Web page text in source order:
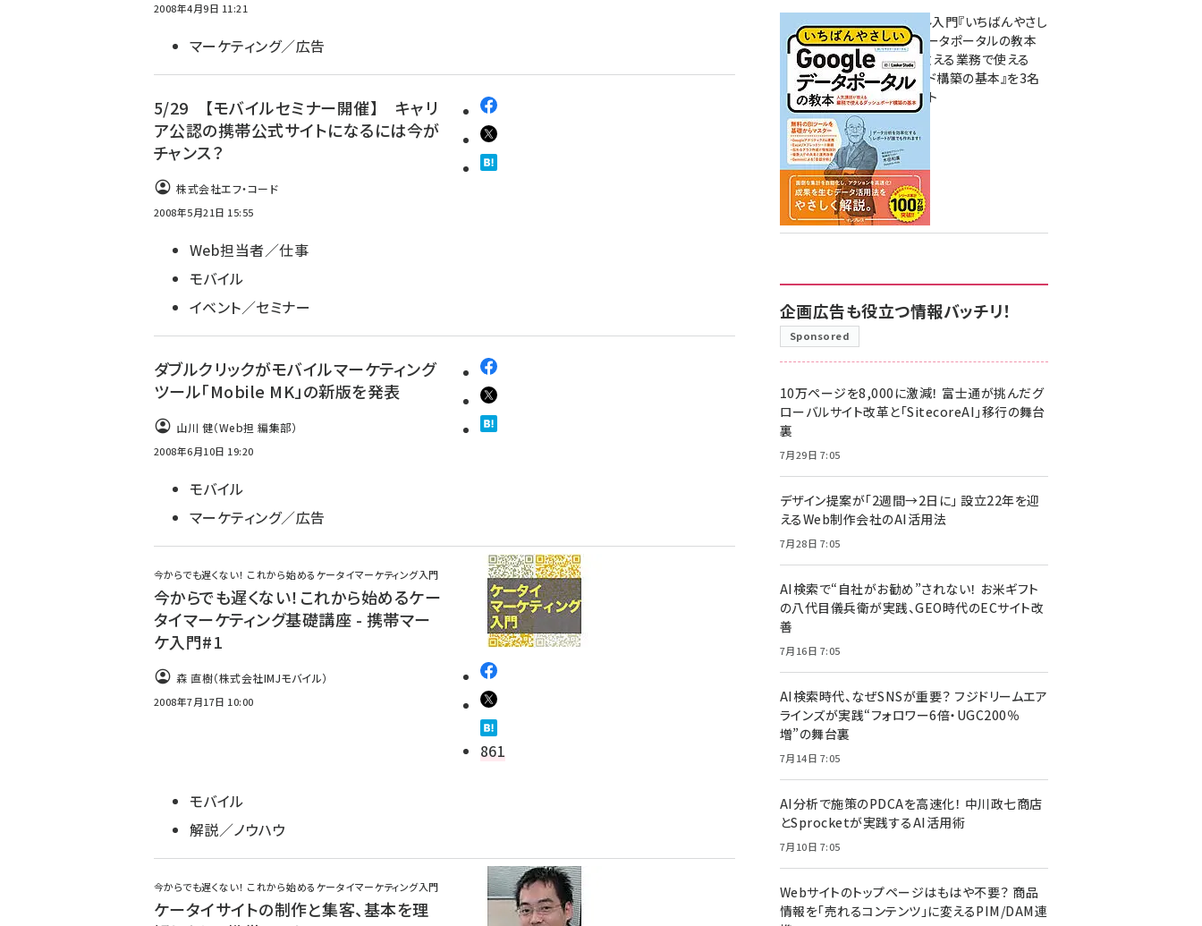
2008年4月9日 11:21
マーケティング／広告
5/29 【モバイルセミナー開催】 キャリ
ア公認の携帯公式サイトになるには今が
チャンス？
株式会社エフ・コード
2008年5月21日 15:55
Web担当者／仕事
モバイル
イベント／セミナー
ダブルクリックがモバイルマーケティング
ツール「Mobile MK」の新版を発表
山川 健（Web担 編集部）
2008年6月10日 19:20
モバイル
マーケティング／広告
今からでも遅くない！ これから始めるケータイマーケティング入門
今からでも遅くない！これから始めるケー
タイマーケティング基礎講座 - 携帯マー
ケ入門#1
森 直樹（株式会社IMJモバイル）
2008年7月17日 10:00
861
モバイル
解説／ノウハウ
今からでも遅くない！ これから始めるケータイマーケティング入門
ケータイサイトの制作と集客、基本を理
無料BIツール入門『いちばんやさし
いGoogleデータポータルの教本
人気講師が教える業務で使える
ダッシュボード構築の基本』を3名
様にプレゼント
7月31日 10:00
企画広告も役立つ情報バッチリ！
Sponsored
10万ページを8,000に激減！ 富士通が挑んだグ
ローバルサイト改革と「SitecoreAI」移行の舞台
裏
7月29日 7:05
デザイン提案が「2週間→2日に」 設立22年を迎
えるWeb制作会社のAI活用法
7月28日 7:05
AI検索で“自社がお勧め”されない！ お米ギフト
の八代目儀兵衛が実践、GEO時代のECサイト改
善
7月16日 7:05
AI検索時代、なぜSNSが重要？ フジドリームエア
ラインズが実践“フォロワー6倍・UGC200％
増”の舞台裏
7月14日 7:05
AI分析で施策のPDCAを高速化！ 中川政七商店
とSprocketが実践するAI活用術
7月10日 7:05
Webサイトのトップページはもはや不要？ 商品
情報を「売れるコンテンツ」に変えるPIM/DAM連